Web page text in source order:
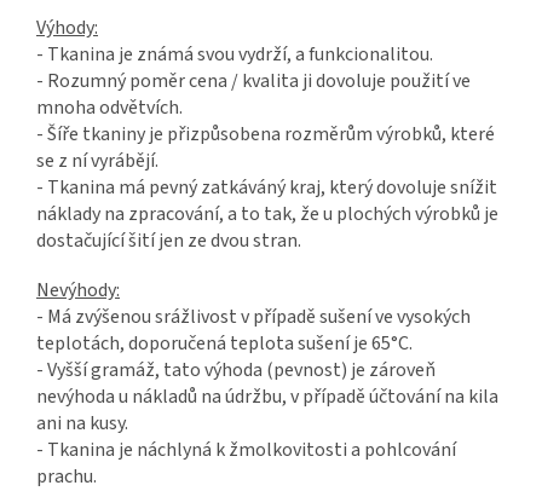
Výhody:
- Tkanina je známá svou vydrží, a funkcionalitou.
- Rozumný poměr cena / kvalita ji dovoluje použití ve
mnoha odvětvích.
- Šíře tkaniny je přizpůsobena rozměrům výrobků, které
se z ní vyrábějí.
- Tkanina má pevný zatkáváný kraj, který dovoluje snížit
náklady na zpracování, a to tak, že u plochých výrobků je
dostačující šití jen ze dvou stran.
Nevýhody:
- Má zvýšenou srážlivost v případě sušení ve vysokých
teplotách, doporučená teplota sušení je 65°C.
- Vyšší gramáž, tato výhoda (pevnost) je zároveň
nevýhoda u nákladů na údržbu, v případě účtování na kila
ani na kusy.
- Tkanina je náchlyná k žmolkovitosti a pohlcování
prachu.